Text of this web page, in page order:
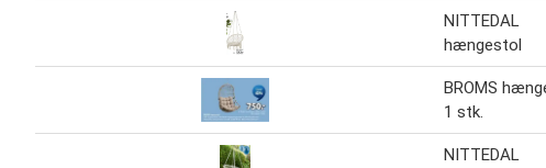
NITTEDAL
hængestol
BROMS
1 stk.
NITTEDAL